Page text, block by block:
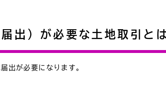
出）が必要な土地取引と
出が必要になります。